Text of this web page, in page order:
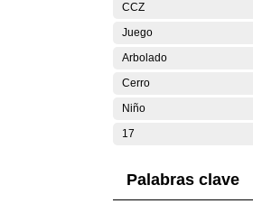
CCZ
Juego
Arbolado
Cerro
Niño
17
Palabras clave